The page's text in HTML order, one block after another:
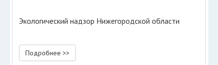
Экологический надзор Нижегородской области
Подробнее >>